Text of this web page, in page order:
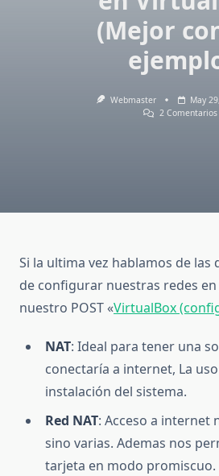
(Mejor
Webmaster
May
2 Comentarios
Si la ultima vez hablamos de
de configurar nuestras redes en
nuestro POST «VirtualBox
NAT: Ideal para tener una
conectaría a internet, La
instalación del sistema.
Red NAT: Acceso a internet
sino varias. Ademas nos
tarjeta en modo promiscuo.